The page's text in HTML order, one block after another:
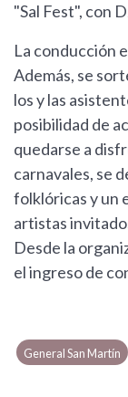
"Sal Fest", con
La conducción
Además, se
los y las
posibilidad de
quedarse a
carnavales, se
folklóricas y un
artistas
Desde la
el ingreso de
General San Martín